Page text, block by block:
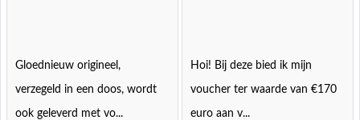
Gloednieuw origineel,
verzegeld in een doos, wordt
ook geleverd met vo...
Hoi! Bij deze bied ik mijn
voucher ter waarde van €170
euro aan v...